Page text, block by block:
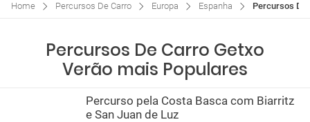
Home Percursos De Carro Europa Espanha Percursos De
Percursos De Carro Getxo
Verão mais Populares
Percurso pela Costa Basca com Biarritz
e San Juan de Luz